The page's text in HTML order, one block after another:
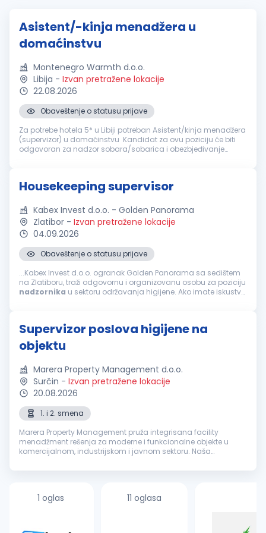
Asistent/-kinja menadžera u
domaćinstvu
Montenegro Warmth d.o.o.
Libija - Izvan pretražene lokacije
22.08.2026
Obaveštenje o statusu prijave
Za potrebe hotela 5* u Libiji potreban Asistent/kinja menadžera
(supervizor) u domaćinstvu Kandidat za ovu poziciju će biti
odgovoran za nadzor sobara/sobarica i obezbjeđivanje
Housekeeping supervisor
Kabex Invest d.o.o. - Golden Panorama
Zlatibor - Izvan pretražene lokacije
04.09.2026
Obaveštenje o statusu prijave
...Kabex Invest d.o.o. ogranak Golden Panorama sa sedištem
na Zlatiboru, traži odgovornu i organizovanu osobu za poziciju
nadzornika u sektoru održavanja higijene. Ako imate iskustvo
Supervizor poslova higijene na
objektu
Marera Property Management d.o.o.
Surčin - Izvan pretražene lokacije
20.08.2026
1. i 2. smena
Marera Property Management pruža integrisana facility
menadžment rešenja za moderne i funkcionalne objekte u
komercijalnom, industrijskom i javnom sektoru. Naša
tehničkog održavanja, recepcije,...
1 oglas 11 oglasa